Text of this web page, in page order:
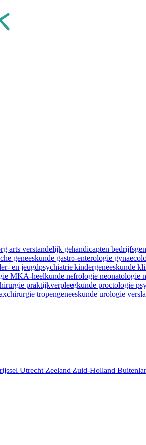
arts verstandelijk gehandicapten
geneeskunde gastro-enterologie
en jeugdpsychiatrie kindergeneeskunde
MKA-heelkunde nefrologie neonatologie
praktijkverpleegkunde proctologie
tropengeneeskunde urologie
Utrecht Zeeland Zuid-Holland